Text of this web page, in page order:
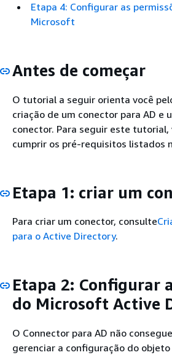
Etapa 4: Configurar as
Microsoft
Antes de começar
O tutorial a seguir orienta você
criação de um conector para AD e
conector. Para seguir este
cumprir os pré-requisitos listados
Etapa 1: criar um
Para criar um conector, consulte
para o Active Directory.
Etapa 2: Configurar
do Microsoft Active
O Connector para AD não
gerenciar a configuração do